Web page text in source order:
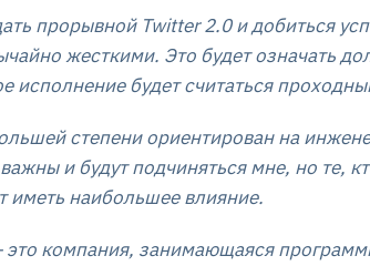
прорывной Twitter 2.0 и добиться
жесткими. Это будет означать
исполнение будет считаться
степени ориентирован на
и будут подчиняться мне, но те,
иметь наибольшее влияние.
это компания, занимающаяся